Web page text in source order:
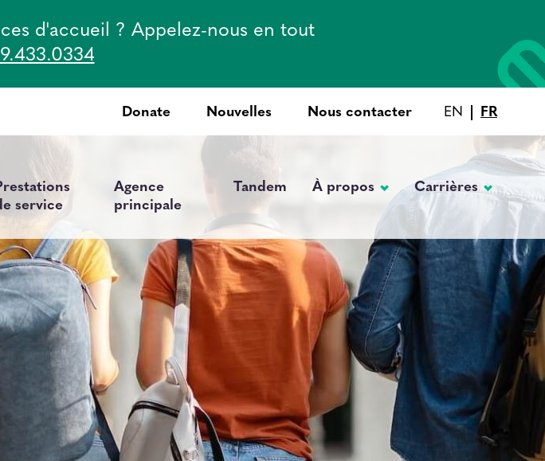
d'accueil ? Appelez-nous en tout
EN FR
Top
Donate Nouvelles Nous contacter
service
Agence
principale
Tandem À propos Carrières